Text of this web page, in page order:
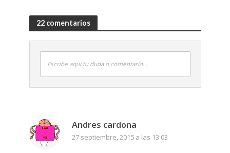
22 comentarios
Escribe aquí tu duda o comentario....
Andres cardona
27 septiembre, 2015 a las 13:03